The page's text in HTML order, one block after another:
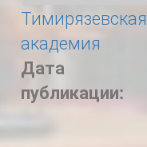
академия
Дата
публикации: